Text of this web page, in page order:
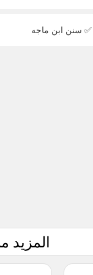
✅ سنن ابن ماجه
المزيد